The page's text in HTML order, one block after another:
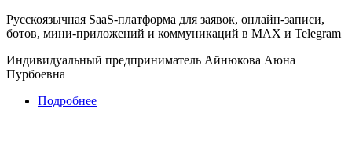
Русскоязычная SaaS-платформа для заявок, онлайн-записи,
ботов, мини-приложений и коммуникаций в MAX и Telegram
Индивидуальный предприниматель Айнюкова Аюна
Пурбоевна
Подробнее